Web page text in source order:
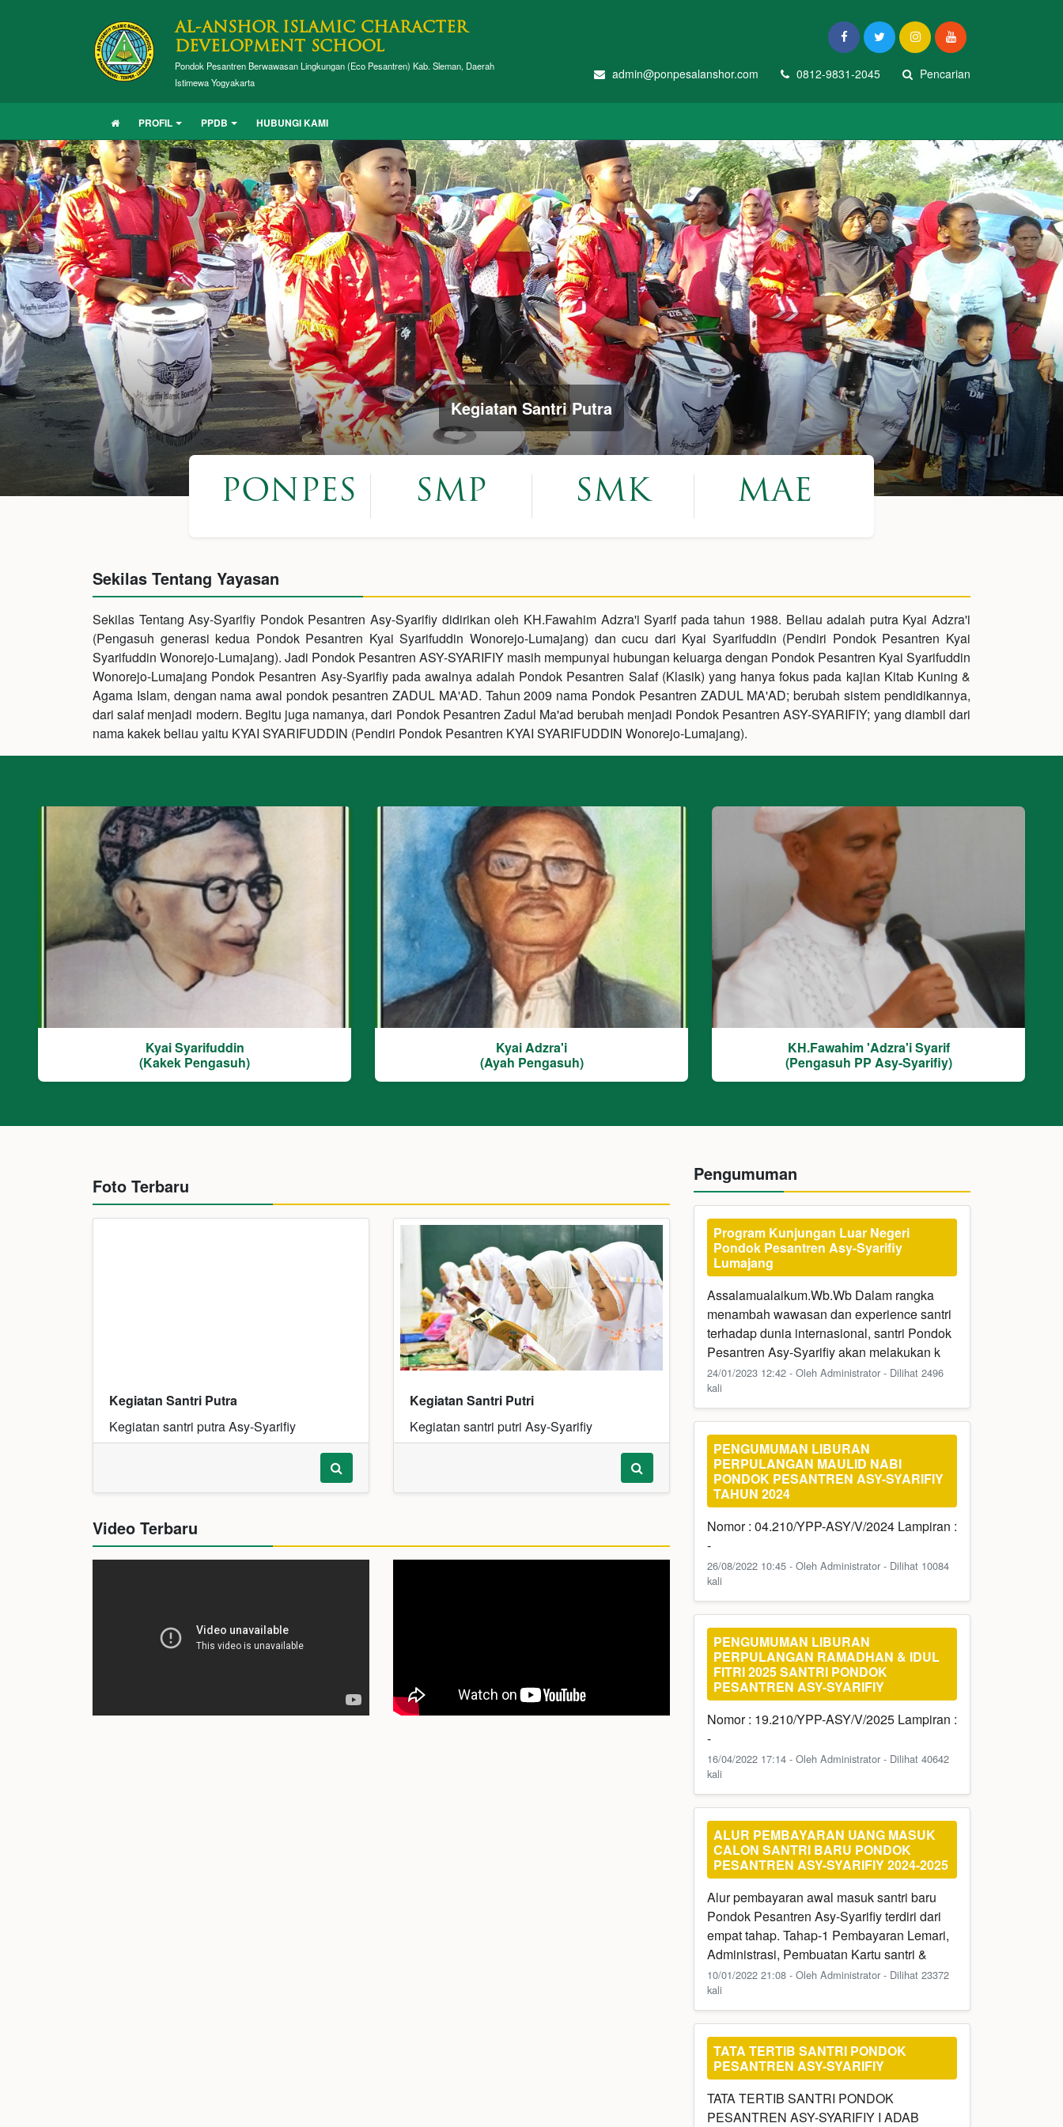
AL-ANSHOR ISLAMIC CHARACTER
DEVELOPMENT SCHOOL
Pondok Pesantren Berwawasan Lingkungan (Eco Pesantren) Kab. Sleman, Daerah
Istimewa Yogyakarta
admin@ponpesalanshor.com 0812-9831-2045 Pencarian
PROFIL PPDB HUBUNGI KAMI
Kegiatan Santri Putra
PONPES SMP SMK MAE
Sekilas Tentang Yayasan
Sekilas Tentang Asy-Syarifiy Pondok Pesantren Asy-Syarifiy didirikan oleh KH.Fawahim Adzra'i Syarif pada tahun 1988. Beliau adalah putra Kyai Adzra'i
(Pengasuh generasi kedua Pondok Pesantren Kyai Syarifuddin Wonorejo-Lumajang) dan cucu dari Kyai Syarifuddin (Pendiri Pondok Pesantren Kyai
Syarifuddin Wonorejo-Lumajang). Jadi Pondok Pesantren ASY-SYARIFIY masih mempunyai hubungan keluarga dengan Pondok Pesantren Kyai Syarifuddin
Wonorejo-Lumajang Pondok Pesantren Asy-Syarifiy pada awalnya adalah Pondok Pesantren Salaf (Klasik) yang hanya fokus pada kajian Kitab Kuning &
Agama Islam, dengan nama awal pondok pesantren ZADUL MA'AD. Tahun 2009 nama Pondok Pesantren ZADUL MA'AD; berubah sistem pendidikannya,
dari salaf menjadi modern. Begitu juga namanya, dari Pondok Pesantren Zadul Ma'ad berubah menjadi Pondok Pesantren ASY-SYARIFIY; yang diambil dari
nama kakek beliau yaitu KYAI SYARIFUDDIN (Pendiri Pondok Pesantren KYAI SYARIFUDDIN Wonorejo-Lumajang).
Kyai Syarifuddin
(Kakek Pengasuh)
Kyai Adzra'i
(Ayah Pengasuh)
KH.Fawahim 'Adzra'i Syarif
(Pengasuh PP Asy-Syarifiy)
Foto Terbaru
Kegiatan Santri Putra
Kegiatan santri putra Asy-Syarifiy
Kegiatan Santri Putri
Kegiatan santri putri Asy-Syarifiy
Video Terbaru
Pengumuman
Program Kunjungan Luar Negeri
Pondok Pesantren Asy-Syarifiy
Lumajang
Assalamualaikum.Wb.Wb Dalam rangka
menambah wawasan dan experience santri
terhadap dunia internasional, santri Pondok
Pesantren Asy-Syarifiy akan melakukan k
24/01/2023 12:42 - Oleh Administrator - Dilihat 2496
kali
PENGUMUMAN LIBURAN
PERPULANGAN MAULID NABI
PONDOK PESANTREN ASY-SYARIFIY
TAHUN 2024
Nomor : 04.210/YPP-ASY/V/2024 Lampiran :
-
26/08/2022 10:45 - Oleh Administrator - Dilihat 10084
kali
PENGUMUMAN LIBURAN
PERPULANGAN RAMADHAN & IDUL
FITRI 2025 SANTRI PONDOK
PESANTREN ASY-SYARIFIY
Nomor : 19.210/YPP-ASY/V/2025 Lampiran :
-
16/04/2022 17:14 - Oleh Administrator - Dilihat 40642
kali
ALUR PEMBAYARAN UANG MASUK
CALON SANTRI BARU PONDOK
PESANTREN ASY-SYARIFIY 2024-2025
Alur pembayaran awal masuk santri baru
Pondok Pesantren Asy-Syarifiy terdiri dari
empat tahap. Tahap-1 Pembayaran Lemari,
Administrasi, Pembuatan Kartu santri &
10/01/2022 21:08 - Oleh Administrator - Dilihat 23372
kali
TATA TERTIB SANTRI PONDOK
PESANTREN ASY-SYARIFIY
TATA TERTIB SANTRI PONDOK
PESANTREN ASY-SYARIFIY I ADAB